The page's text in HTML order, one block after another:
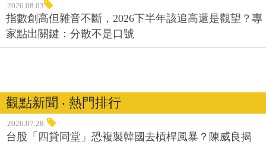
2026.08.03
指數創高但雜音不斷，2026下半年該追高還是觀望？專
家點出關鍵：分散不是口號
觀點新聞 ‧ 熱門排行
2026.07.28
台股「四貸同堂」恐複製韓國去槓桿風暴？陳威良揭